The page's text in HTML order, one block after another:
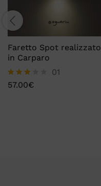
Faretto Spot realizzato
in Carparo
Valutat
01
57.00€